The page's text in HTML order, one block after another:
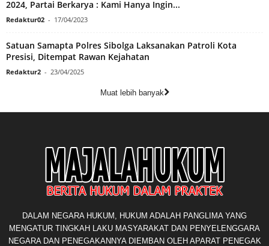
2024, Partai Berkarya : Kami Hanya Ingin...
Redaktur02 - 17/04/2023
Satuan Samapta Polres Sibolga Laksanakan Patroli Kota
Presisi, Ditempat Rawan Kejahatan
Redaktur2 - 23/04/2025
Muat lebih banyak
DALAM NEGARA HUKUM, HUKUM ADALAH PANGLIMA YANG
MENGATUR TINGKAH LAKU MASYARAKAT DAN PENYELENGGARA
NEGARA DAN PENEGAKANNYA DIEMBAN OLEH APARAT PENEGAK